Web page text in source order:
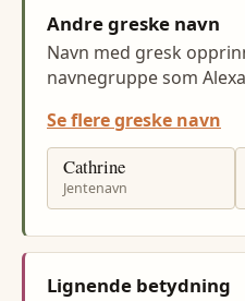
Andre greske navn
Navn med gresk
navnegruppe som
Se flere greske navn
Cathrine
Jentenavn
Lignende betydning